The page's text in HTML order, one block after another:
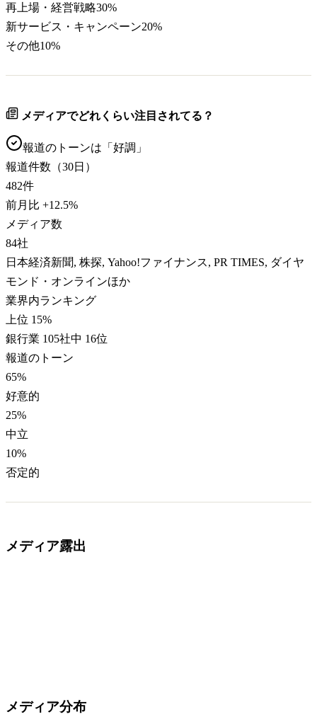
再上場・経営戦略30%
新サービス・キャンペーン20%
その他10%
メディアでどれくらい注目されてる？
報道のトーンは「 好調 」
報道件数（30日）
482件
前月比 +12.5%
メディア数
84社
日本経済新聞, 株探, Yahoo!ファイナンス, PR TIMES, ダイヤ
モンド・オンラインほか
業界内ランキング
上位 15%
銀行業 105社中 16位
報道のトーン
65%
好意的
25%
中立
10%
否定的
メディア露出
メディア分布